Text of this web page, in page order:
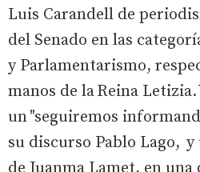
Luis Carandell de
del Senado en las
y Parlamentarismo,
manos de la Reina Letizia.
un "seguiremos
su discurso Pablo Lago, y